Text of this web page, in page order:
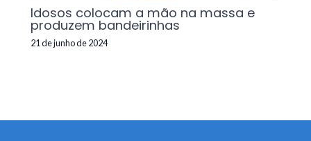
Idosos colocam a mão na massa e
produzem bandeirinhas
21 de junho de 2024